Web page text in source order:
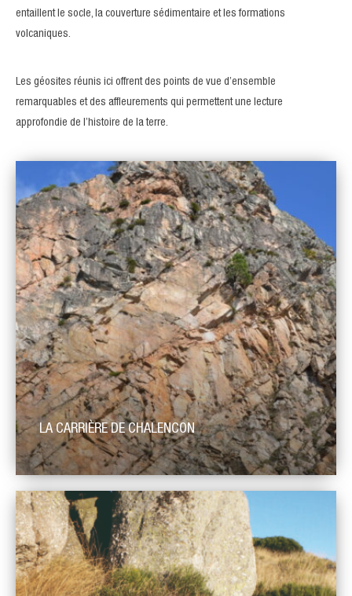
entaillent le socle, la couverture sédimentaire et les formations
volcaniques.
Les géosites réunis ici offrent des points de vue d’ensemble
remarquables et des affleurements qui permettent une lecture
approfondie de l’histoire de la terre.
LA CARRIÈRE DE CHALENCON
Cette ancienne carrière d’extraction présente aujourd’hui (du
fait de l’activité d’extraction) un bel affleurement de leptynite
rubanée, roche métamorphique semblable au gneiss. Cette
roche est riche en quartz et en feldspath. Elle présente un
rubanement très marqué et se caractérise également par sa
texture assez grenue. Elle est issue du métamorphisme